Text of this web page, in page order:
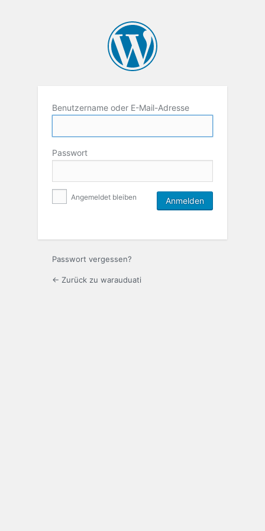
Benutzername oder E-Mail-Adresse
Passwort
Angemeldet bleiben
Passwort vergessen?
← Zurück zu warauduati